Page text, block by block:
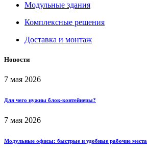
Модульные здания
Комплексные решения
Доставка и монтаж
Новости
7 мая 2026
Для чего нужны блок-контейнеры?
7 мая 2026
Модульные офисы: быстрые и удобные рабочие места